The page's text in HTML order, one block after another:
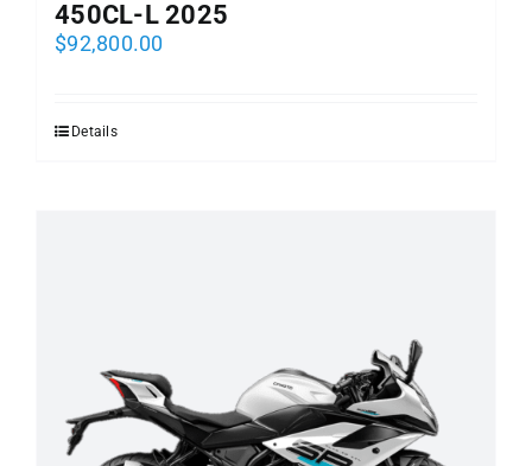
450CL-L 2025
$92,800.00
Details